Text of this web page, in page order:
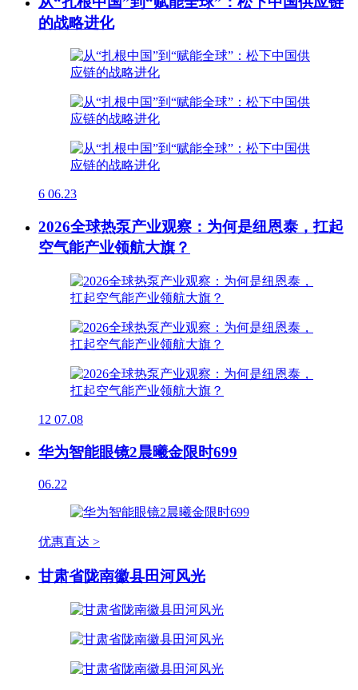
的战略进化
6 06.23
2026全球热泵产业观察：为何是纽恩泰，扛起
空气能产业领航大旗？
12 07.08
华为智能眼镜2晨曦金限时699
06.22
优惠直达 >
甘肃省陇南徽县田河风光